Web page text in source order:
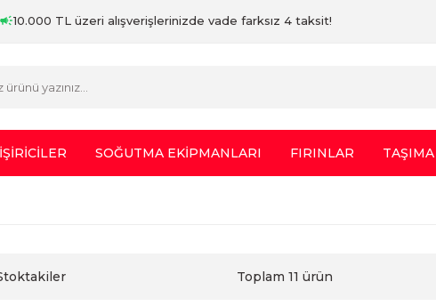
10.000 TL üzeri alışverişlerinizde vade farksız 4 taksit!
SOĞUTMA EKİPMANLARI FIRINLAR
Toplam 11 ürün